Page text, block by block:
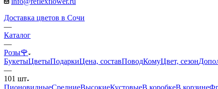
Доставка цветов в Сочи
—
Каталог
—
Розы🌹
БукетыЦветыПодаркиЦена, составПоводКомуЦвет, сезон
—
101 шт
ПионовидныеСредниеВысокиеКустовыеВ коробкеВ корзине